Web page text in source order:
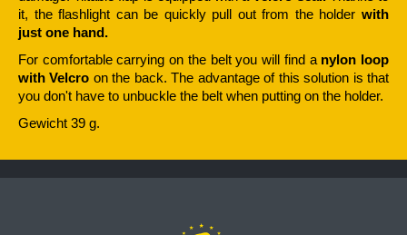
it, the flashlight can be quickly pull out from the holder with
just one hand.
For comfortable carrying on the belt you will find a nylon loop
with Velcro on the back. The advantage of this solution is that
you don't have to unbuckle the belt when putting on the holder.
Gewicht 39 g.